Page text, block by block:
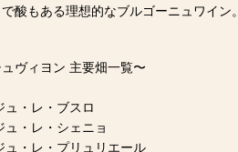
酸もある理想的なブルゴーニュワイン。
ヴィヨン 主要畑一覧〜
・レ・ブスロ
・レ・シェニョ
・レ・プリュリエール